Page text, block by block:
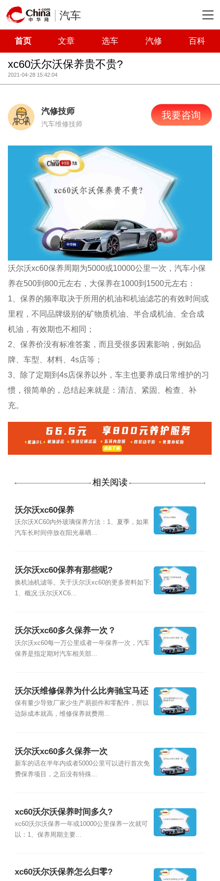
汽车
首页 文章 选车 汽修 百科
xc60沃尔沃保养贵不贵?
2021-04-28 15:42:04
汽修技师
汽车维修技师
我要咨询
沃尔沃xc60保养周期为5000或10000公里一次，汽车小保
养在500到800元左右，大保养在1000到1500元左右：
1、保养的频率取决于所用的机油和机油滤芯的有效时间或
里程，不同品牌级别的矿物质机油、半合成机油、全合成
机油，有效期也不相同；
2、保养价没有标准答案，而且受很多因素影响，例如品
牌、车型、材料、4s店等；
3、除了定期到4s店保养以外，车主也要养成日常维护的习
惯，很简单的，总结起来就是：清洁、紧固、检查、补
充。
相关阅读
沃尔沃xc60保养
沃尔沃XC60内外玻璃保养方法：1、夏季，如果
汽车长时间停放在阳光暴晒...
沃尔沃xc60保养有那些呢?
换机油机滤等。关于沃尔沃xc60的更多资料如下:
1、概况:沃尔沃XC6...
沃尔沃xc60多久保养一次？
沃尔沃xc60每一万公里或者一年保养一次，汽车
保养是指定期对汽车相关部...
沃尔沃维修保养为什么比奔驰宝马还
贵
保有量少导致厂家少生产易损件和零配件，所以
边际成本就高，维修保养就费用...
沃尔沃xc60多久保养一次
新车的话在半年内或者5000公里可以进行首次免
费保养项目，之后没有特殊...
xc60沃尔沃保养时间多久?
xc60沃尔沃保养一年或10000公里保养一次就可
以：1、保养周期主要...
xc60沃尔沃保养怎么归零?